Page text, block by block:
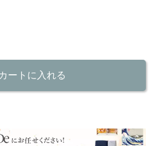
カートに入れる